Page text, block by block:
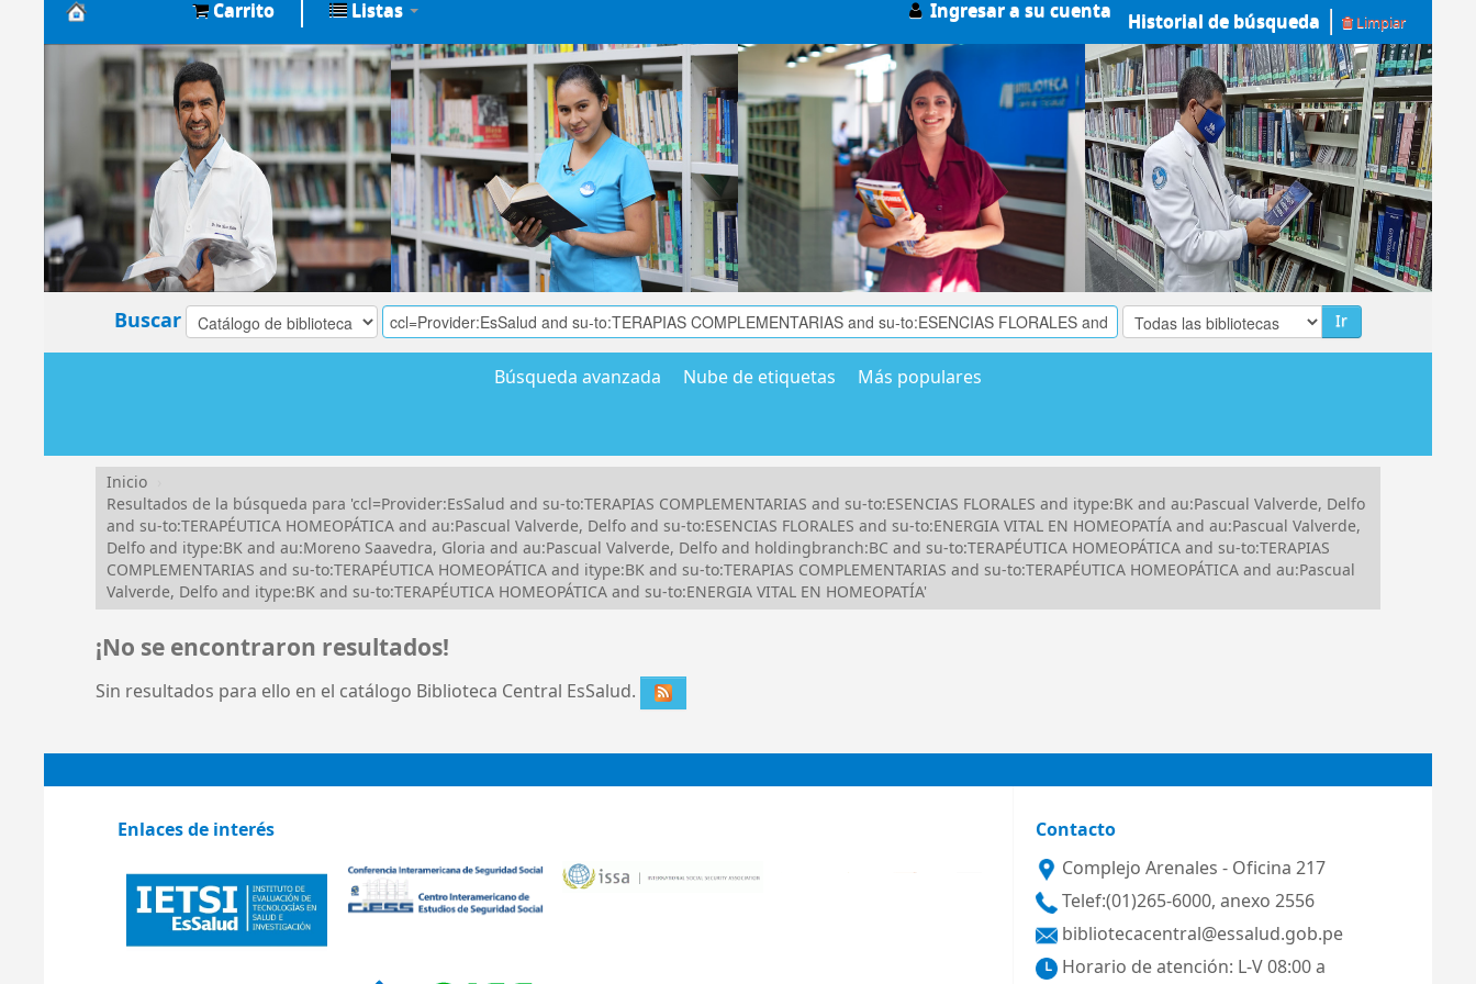
Biblioteca
Central
EsSalud
Carrito Listas Ingresar a su cuenta Historial de búsqueda Limpiar
Buscar Ir
Búsqueda avanzada Nube de etiquetas Más populares
Inicio
Resultados de la búsqueda para 'ccl=Provider:EsSalud and su-to:TERAPIAS COMPLEMENTARIAS and su-to:ESENCIAS FLORALES and itype:BK and au:Pascual Valverde, Delfo
and su-to:TERAPÉUTICA HOMEOPÁTICA and au:Pascual Valverde, Delfo and su-to:ESENCIAS FLORALES and su-to:ENERGIA VITAL EN HOMEOPATÍA and au:Pascual Valverde,
Delfo and itype:BK and au:Moreno Saavedra, Gloria and au:Pascual Valverde, Delfo and holdingbranch:BC and su-to:TERAPÉUTICA HOMEOPÁTICA and su-to:TERAPIAS
COMPLEMENTARIAS and su-to:TERAPÉUTICA HOMEOPÁTICA and itype:BK and su-to:TERAPIAS COMPLEMENTARIAS and su-to:TERAPÉUTICA HOMEOPÁTICA and au:Pascual
Valverde, Delfo and itype:BK and su-to:TERAPÉUTICA HOMEOPÁTICA and su-to:ENERGIA VITAL EN HOMEOPATÍA'
¡No se encontraron resultados!
Sin resultados para ello en el catálogo Biblioteca Central EsSalud.
Enlaces de interés
Contacto
Complejo Arenales - Oficina 217
Telef:(01)265-6000, anexo 2556
bibliotecacentral@essalud.gob.pe
Horario de atención: L-V 08:00 a